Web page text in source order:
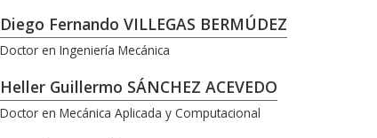
Diego Fernando VILLEGAS BERMÚDEZ
Doctor en Ingeniería Mecánica
Heller Guillermo SÁNCHEZ ACEVEDO
Doctor en Mecánica Aplicada y Computacional